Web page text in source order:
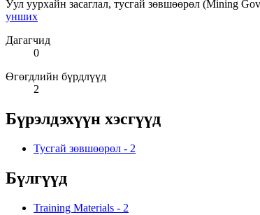
Уул уурхайн засаглал, тусгай зөвшөөрөл (Mining
унших
Дагагчид
0
Өгөгдлийн бүрдлүүд
2
Бүрэлдэхүүн хэсгүүд
Тусгай зөвшөөрөл - 2
Бүлгүүд
Training Materials - 2